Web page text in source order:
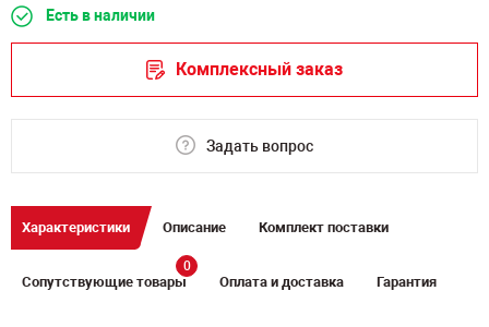
Есть в наличии
Комплексный заказ
Задать вопрос
Характеристики Описание Комплект поставки
Сопутствующие товары
0
Оплата и доставка Гарантия